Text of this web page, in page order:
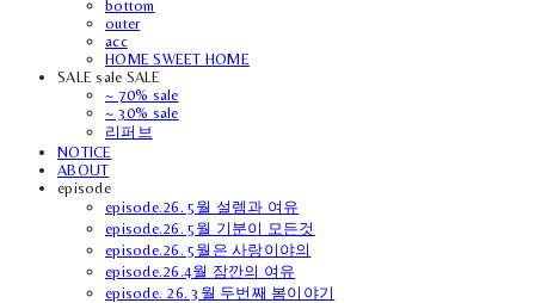
bottom
outer
acc
HOME SWEET HOME
SALE sale SALE
~ 70% sale
~ 30% sale
리퍼브
NOTICE
ABOUT
episode
episode.26. 5월 설렘과 여유
episode.26. 5월 기분이 모든것
episode.26. 5월은 사랑이야의
episode.26.4월 잠깐의 여유
episode. 26. 3월 두번째 봄이야기